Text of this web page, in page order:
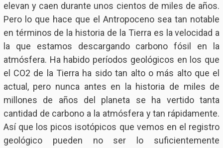
elevan y caen durante unos cientos de miles de años.
Pero lo que hace que el Antropoceno sea tan notable
en términos de la historia de la Tierra es la velocidad a
la que estamos descargando carbono fósil en la
atmósfera. Ha habido períodos geológicos en los que
el CO2 de la Tierra ha sido tan alto o más alto que el
actual, pero nunca antes en la historia de miles de
millones de años del planeta se ha vertido tanta
cantidad de carbono a la atmósfera y tan rápidamente.
Así que los picos isotópicos que vemos en el registro
geológico pueden no ser lo suficientemente